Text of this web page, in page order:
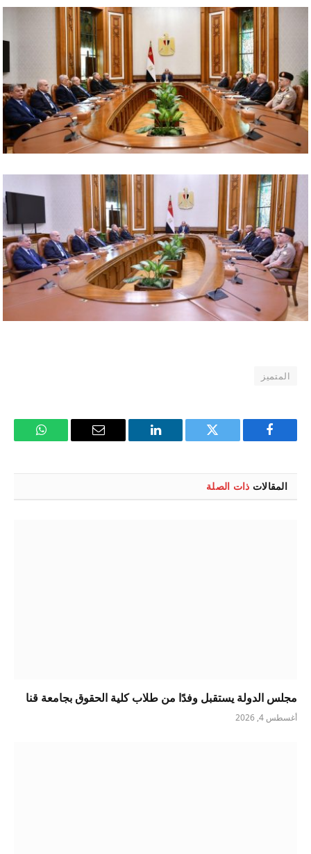
المتميز
فيسبوك تويتر لينكدإن
البريد
واتساب
المقالات ذات الصلة
مجلس الدولة يستقبل وفدًا من طلاب كلية الحقوق بجامعة قنا
أغسطس 4, 2026